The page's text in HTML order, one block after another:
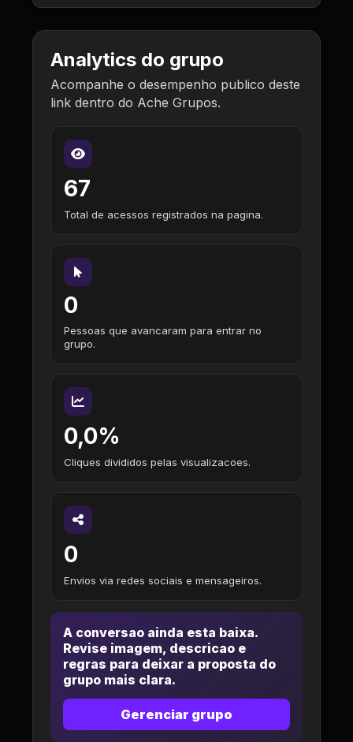
Analytics do grupo
Acompanhe o desempenho publico deste
link dentro do Ache Grupos.
67
Total de acessos registrados na pagina.
0
Pessoas que avancaram para entrar no
grupo.
0,0%
Cliques divididos pelas visualizacoes.
0
Envios via redes sociais e mensageiros.
A conversao ainda esta baixa.
Revise imagem, descricao e
regras para deixar a proposta do
grupo mais clara.
Gerenciar grupo